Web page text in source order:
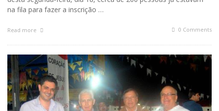
na fila para fazer a inscrição …
Read more 0 Comments